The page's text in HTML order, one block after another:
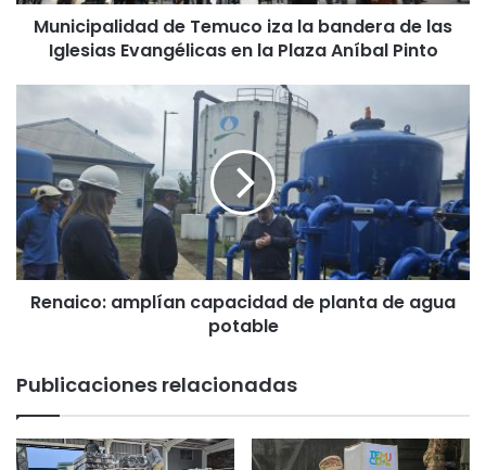
e
m
u
c
o
a
b
a
n
Municipalidad de Temuco iza la bandera de las
Iglesias Evangélicas en la Plaza Aníbal Pinto
n
i
c
o
:
a
a
n
c
a
Renaico: amplían capacidad de planta de agua
potable
Publicaciones relacionadas